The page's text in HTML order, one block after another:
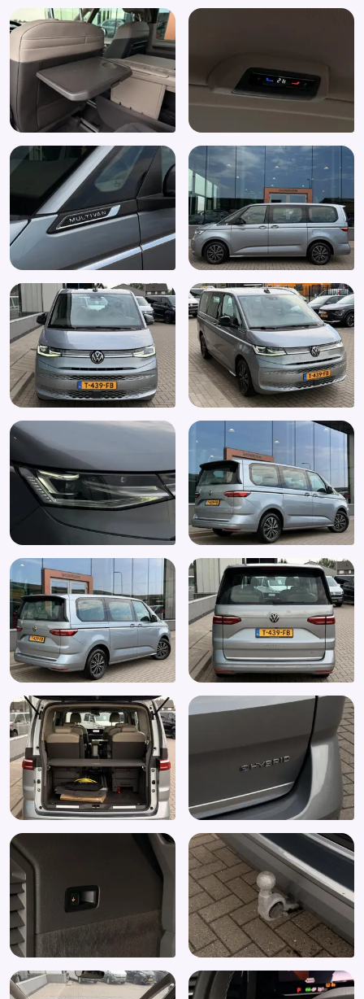
Navigatiesysteem full map
Oplaadmogelijkheid
Parkeer assistent
Parkeersensor achter
Parkeersensor voor
Passagiersstoel in hoogte verstelbaar
Radio
Regensensor
Rijstrooksensor met correctie
Schakelpaddles
Sfeerverlichting
Spraakbediening
Stuur multifunctioneel
Stuur verwarmd
Trekhaak elektrisch bedienbaar
Uitparkeer waarschuwing
Uitwijk assistent
Veiligheids-pakket
Verkeersbord detectie
Vermoeidheids herkenning
Vervolgbotsing preventie
Volledig digitaal instrumentenpaneel
Voorstoelen verwarmd
Warmtewerend glas
WiFi
Zijschuifdeur rechts
Zwarte (glans) exterieur delen